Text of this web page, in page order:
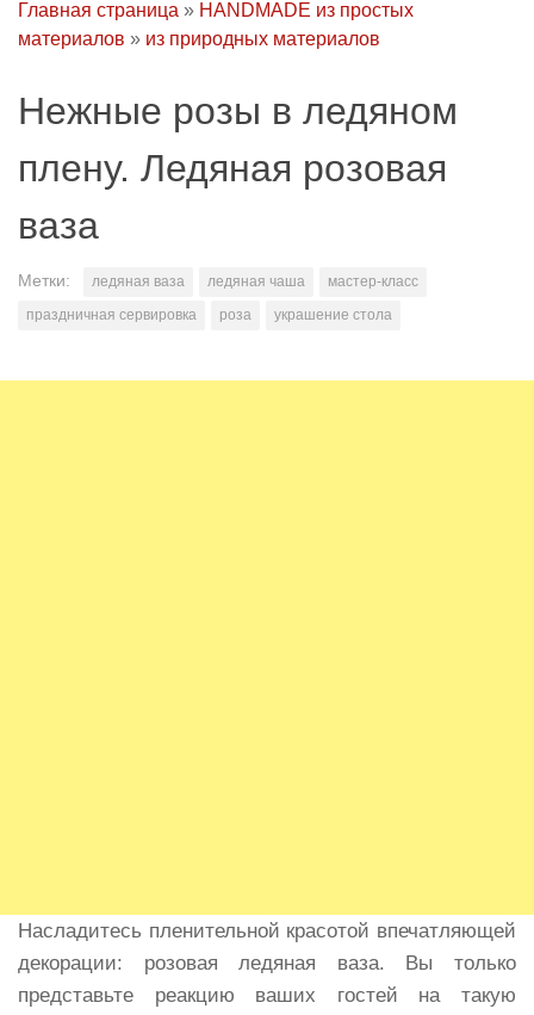
Главная страница » HANDMADE из простых
материалов » из природных материалов
Нежные розы в ледяном
плену. Ледяная розовая
ваза
Метки: ледяная ваза ледяная чаша
мастер-класс
праздничная сервировка
роза украшение стола
Насладитесь пленительной красотой впечатляющей
декорации: розовая ледяная ваза. Вы только
представьте реакцию ваших гостей на такую